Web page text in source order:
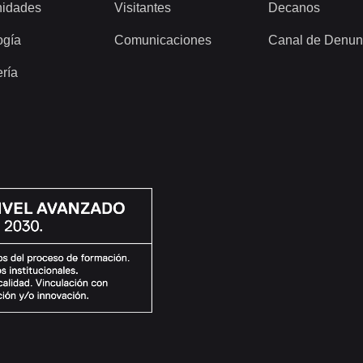
Visitantes
Comunicaciones
Decanos
Canal de